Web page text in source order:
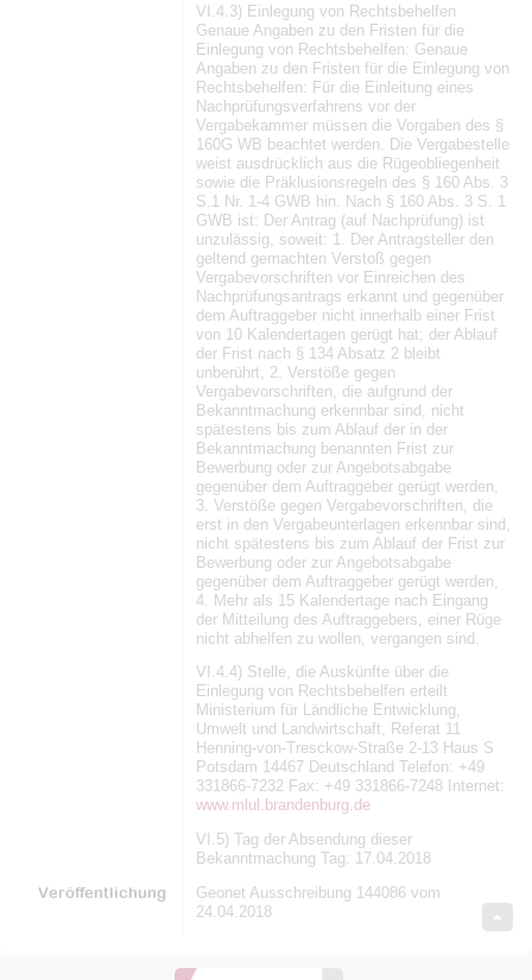
VI.4.3) Einlegung von Rechtsbehelfen
Genaue Angaben zu den Fristen für die
Einlegung von Rechtsbehelfen: Genaue
Angaben zu den Fristen für die Einlegung von
Rechtsbehelfen: Für die Einleitung eines
Nachprüfungsverfahrens vor der
Vergabekammer müssen die Vorgaben des §
160G WB beachtet werden. Die Vergabestelle
weist ausdrücklich aus die Rügeobliegenheit
sowie die Präklusionsregeln des § 160 Abs. 3
S.1 Nr. 1-4 GWB hin. Nach § 160 Abs. 3 S. 1
GWB ist: Der Antrag (auf Nachprüfung) ist
unzulässig, soweit: 1. Der Antragsteller den
geltend gemachten Verstoß gegen
Vergabevorschriften vor Einreichen des
Nachprüfungsantrags erkannt und gegenüber
dem Auftraggeber nicht innerhalb einer Frist
von 10 Kalendertagen gerügt hat; der Ablauf
der Frist nach § 134 Absatz 2 bleibt
unberührt, 2. Verstöße gegen
Vergabevorschriften, die aufgrund der
Bekanntmachung erkennbar sind, nicht
spätestens bis zum Ablauf der in der
Bekanntmachung benannten Frist zur
Bewerbung oder zur Angebotsabgabe
gegenüber dem Auftraggeber gerügt werden,
3. Verstöße gegen Vergabevorschriften, die
erst in den Vergabeunterlagen erkennbar sind,
nicht spätestens bis zum Ablauf der Frist zur
Bewerbung oder zur Angebotsabgabe
gegenüber dem Auftraggeber gerügt werden,
4. Mehr als 15 Kalendertage nach Eingang
der Mitteilung des Auftraggebers, einer Rüge
nicht abhelfen zu wollen, vergangen sind.
VI.4.4) Stelle, die Auskünfte über die
Einlegung von Rechtsbehelfen erteilt
Ministerium für Ländliche Entwicklung,
Umwelt und Landwirtschaft, Referat 11
Henning-von-Tresckow-Straße 2-13 Haus S
Potsdam 14467 Deutschland Telefon: +49
331866-7232 Fax: +49 331866-7248 Internet:
www.mlul.brandenburg.de
VI.5) Tag der Absendung dieser
Bekanntmachung Tag: 17.04.2018
Veröffentlichung
Geonet Ausschreibung 144086 vom
24.04.2018